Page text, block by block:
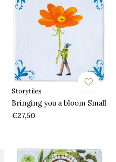
Storytiles
Bringing you a bloom Small
€27,50